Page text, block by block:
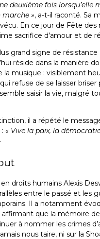
deuxième fois lorsqu’elle
marche », a-t-il raconté. Sa
En ce jour de Fête des
sacrifice d’amour et de
grand signe de résistance
réside dans la manière
la musique : visiblement
refuse de se laisser briser
saisir la vie, malgré
il a répété le
« Vive la paix, la
en droits humains Alexis
entre le passé et les
Il a notamment
affirmant que la mémoire
à nommer les crimes
nous taire, ni sur la